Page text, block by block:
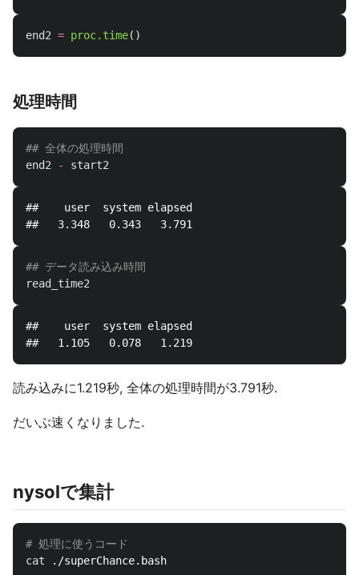
end2 = proc.time()
処理時間
## 全体の処理時間
end2
- start2
##    user  system elapsed
## データ読み込み時間
read_time2
##    user  system elapsed
読み込みに1.219秒, 全体の処理時間が3.791秒.
だいぶ速くなりました.
nysolで集計
# 処理に使うコード
cat